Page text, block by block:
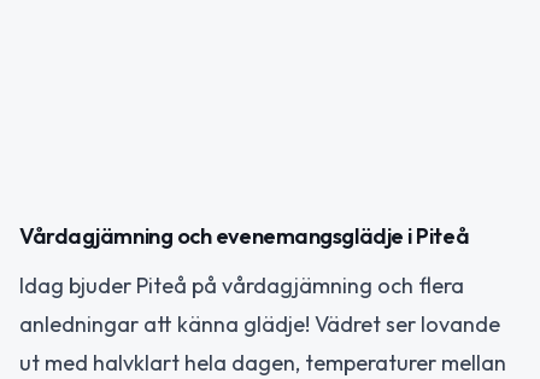
Vårdagjämning och evenemangsglädje i Piteå
Idag bjuder Piteå på vårdagjämning och flera
anledningar att känna glädje! Vädret ser lovande
ut med halvklart hela dagen, temperaturer mellan